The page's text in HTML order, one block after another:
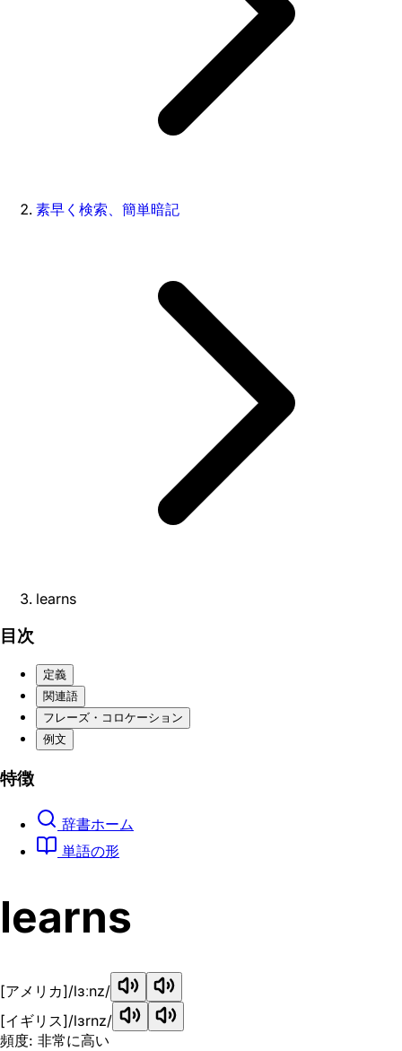
素早く検索、簡単暗記
learns
目次
定義
関連語
フレーズ・コロケーション
例文
特徴
辞書ホーム
単語の形
learns
[アメリカ]/lɜːnz/
[イギリス]/lɜrnz/
頻度: 非常に高い